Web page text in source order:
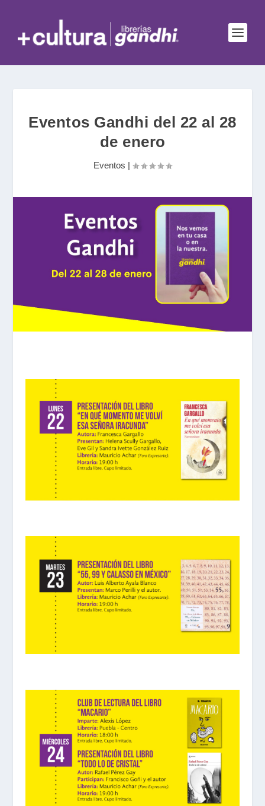
Eventos Gandhi del 22 al 28
de enero
Eventos |